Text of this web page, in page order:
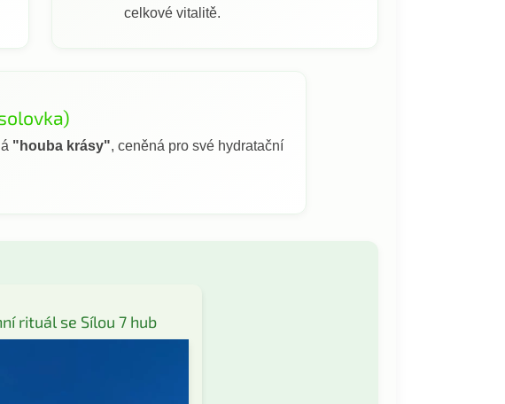
celkové vitalitě.
"houba krásy", ceněná pro své hydratační
rituál se Sílou 7 hub